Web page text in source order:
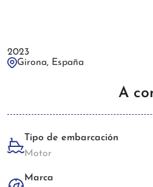
2023
Girona, España
A
Tipo de embarcación
Motor
Marca